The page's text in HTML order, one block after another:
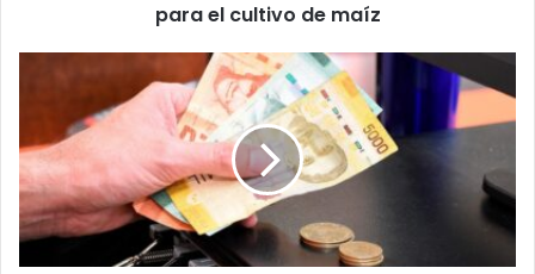
para el cultivo de maíz
2026
predecible
y
aconseja
cautela
en